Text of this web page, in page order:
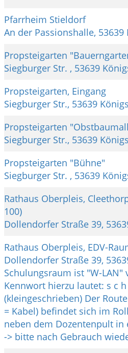
Pfarrheim Stieldorf
An der Passionshalle,
Propsteigarten
Siegburger Str. , 53639
Propsteigarten, Eingang
Siegburger Str., 53639
Propsteigarten
Siegburger Str., 53639
Propsteigarten "Bühne"
Siegburger Str. , 53639
Rathaus Oberpleis,
100)
Dollendorfer Straße 39,
Rathaus Oberpleis, EDV-
Dollendorfer Straße 39,
Schulungsraum ist "W-LAN"
Kennwort hierzu lautet: s c
(kleingeschrieben) Der
= Kabel) befindet sich im
neben dem Dozentenpult in
-> bitte nach Gebrauch